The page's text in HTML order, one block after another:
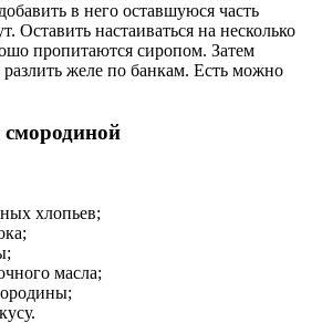
в него оставшуюся часть
Оставить настаиваться на несколько
пропитаются сиропом. Затем
желе по банкам. Есть можно
хлопьев;
масла;